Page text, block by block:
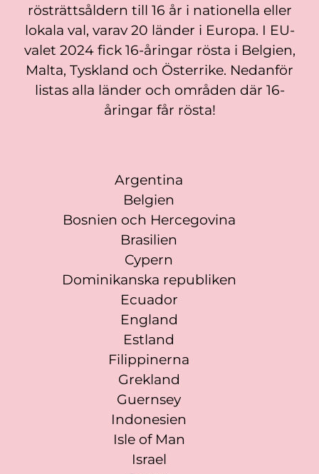
rösträttsåldern till 16 år i nationella eller
lokala val, varav 20 länder i Europa. I EU-
valet 2024 fick 16-åringar rösta i Belgien,
Malta, Tyskland och Österrike. Nedanför
listas alla länder och områden där 16-
åringar får rösta!
Argentina
Belgien
Bosnien och Hercegovina
Brasilien
Cypern
Dominikanska republiken
Ecuador
England
Estland
Filippinerna
Grekland
Guernsey
Indonesien
Isle of Man
Israel